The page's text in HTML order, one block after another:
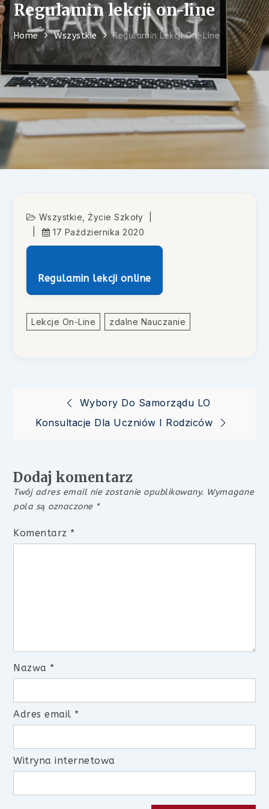
Regulamin lekcji on-line
Home Wszystkie Regulamin Lekcji On-Line
Wszystkie ,Życie Szkoły
17 Października 2020
Regulamin lekcji online
Lekcje On-Line Zdalne Nauczanie
Nawigacja
wpisu
Wybory Do Samorządu LO
Konsultacje Dla Uczniów I Rodziców
Dodaj komentarz
Twój adres email nie zostanie opublikowany. Wymagane
pola są oznaczone *
Komentarz *
Nazwa *
Adres email *
Witryna internetowa